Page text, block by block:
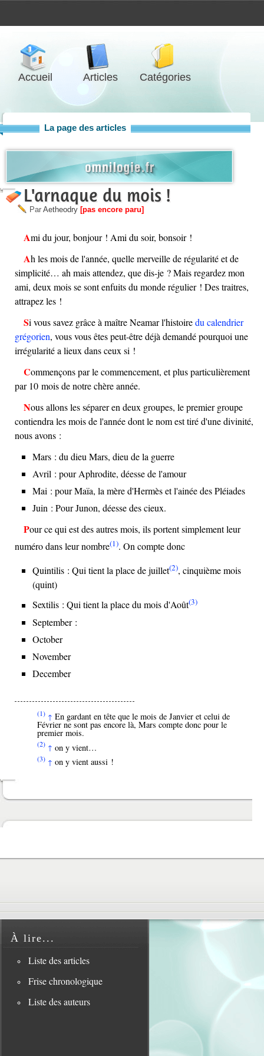
Accueil Articles Catégories
La page des articles
L'arnaque du mois !
Par Aetheodry [pas encore paru]
Ami du jour, bonjour ! Ami du soir, bonsoir !
Ah les mois de l'année, quelle merveille de régularité et de
simplicité… ah mais attendez, que dis-je ? Mais regardez mon
ami, deux mois se sont enfuits du monde régulier ! Des traitres,
attrapez les !
Si vous savez grâce à maître Neamar l'histoiredu calendrier
grégorien, vous vous êtes peut-être déjà demandé pourquoi une
irrégularité a lieux dans ceux si !
Commençons par le commencement, et plus particulièrement
par 10 mois de notre chère année.
Nous allons les séparer en deux groupes, le premier groupe
contiendra les mois de l'année dont le nom est tiré d'une divinité,
nous avons :
Mars : du dieu Mars, dieu de la guerre
Avril : pour Aphrodite, déesse de l'amour
Mai : pour Maïa, la mère d'Hermès et l'ainée des Pléiades
Juin : Pour Junon, déesse des cieux.
Pour ce qui est des autres mois, ils portent simplement leur
numéro dans leur nombre(1). On compte donc
Quintilis : Qui tient la place de juillet(2), cinquième mois
(quint)
Sextilis : Qui tient la place du mois d'Août(3)
September :
October
November
December
(1) ↑ En gardant en tête que le mois de Janvier et celui de
Février ne sont pas encore là, Mars compte donc pour le
premier mois.
(2) ↑ on y vient…
(3) ↑ on y vient aussi !
À lire...
Liste des articles
Frise chronologique
Liste des auteurs